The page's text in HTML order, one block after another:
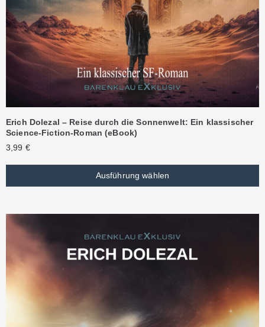
Erich Dolezal – Reise durch die Sonnenwelt: Ein klassischer
Science-Fiction-Roman (eBook)
3,99 €
Ausführung wählen